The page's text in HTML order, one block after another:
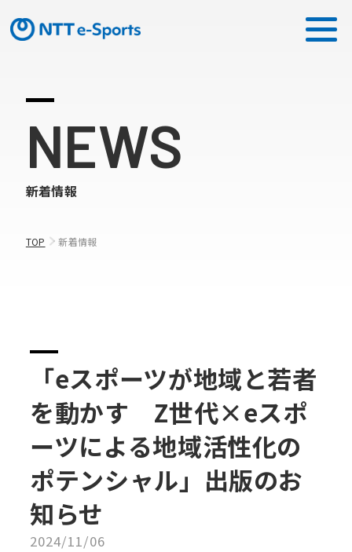
ミッション
ソリューション
ピックアップ
ニュース
NEWS
新着情報
TOP 新着情報
「eスポーツが地域と若者
を動かす Z世代×eスポ
ーツによる地域活性化の
ポテンシャル」出版のお
知らせ
2024/11/06